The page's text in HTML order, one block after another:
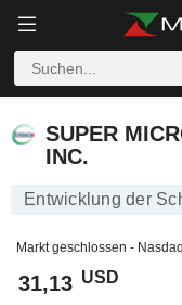
SUPER
INC.
Entwicklung der
Markt geschlossen - Nasdaq
31,13 USD